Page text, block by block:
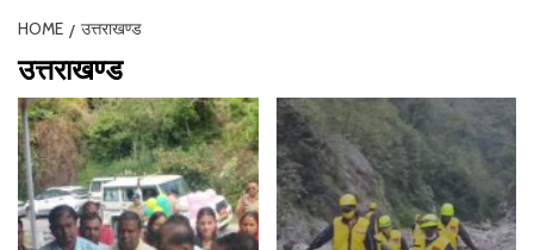
HOME उत्तराखण्ड
उत्तराखण्ड